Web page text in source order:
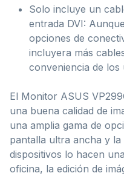
Solo incluye un
entrada DVI:
opciones de
incluyera más
conveniencia de los
El Monitor ASUS
una buena calidad de
una amplia gama de
pantalla ultra ancha y
dispositivos lo hacen
oficina, la edición de